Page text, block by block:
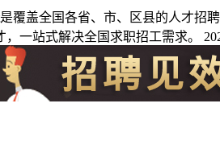
覆盖全国各省、市、区县的人才
一站式解决全国求职招工需求。